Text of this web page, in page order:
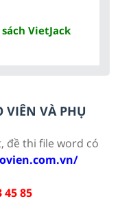
VietJack
VIÊN VÀ PHỤ
đề thi file word có
45 85